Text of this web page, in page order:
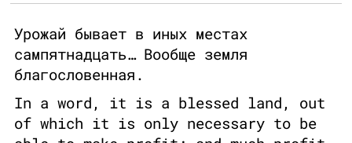
Урожай бывает в иных местах
сампятнадцать… Вообще земля
благословенная.
In a word, it is a blessed land, out
of which it is only necessary to be